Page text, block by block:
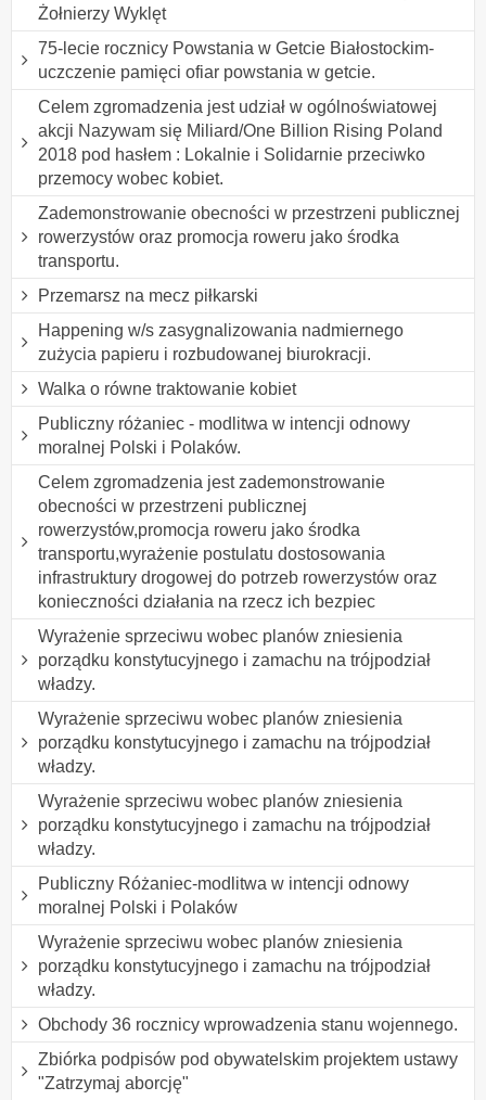
Żołnierzy Wyklęt
75-lecie rocznicy Powstania w Getcie Białostockim-
uczczenie pamięci ofiar powstania w getcie.
Celem zgromadzenia jest udział w ogólnoświatowej
akcji Nazywam się Miliard/One Billion Rising Poland
2018 pod hasłem : Lokalnie i Solidarnie przeciwko
przemocy wobec kobiet.
Zademonstrowanie obecności w przestrzeni publicznej
rowerzystów oraz promocja roweru jako środka
transportu.
Przemarsz na mecz piłkarski
Happening w/s zasygnalizowania nadmiernego
zużycia papieru i rozbudowanej biurokracji.
Walka o równe traktowanie kobiet
Publiczny różaniec - modlitwa w intencji odnowy
moralnej Polski i Polaków.
Celem zgromadzenia jest zademonstrowanie
obecności w przestrzeni publicznej
rowerzystów,promocja roweru jako środka
transportu,wyrażenie postulatu dostosowania
infrastruktury drogowej do potrzeb rowerzystów oraz
konieczności działania na rzecz ich bezpiec
Wyrażenie sprzeciwu wobec planów zniesienia
porządku konstytucyjnego i zamachu na trójpodział
władzy.
Wyrażenie sprzeciwu wobec planów zniesienia
porządku konstytucyjnego i zamachu na trójpodział
władzy.
Wyrażenie sprzeciwu wobec planów zniesienia
porządku konstytucyjnego i zamachu na trójpodział
władzy.
Publiczny Różaniec-modlitwa w intencji odnowy
moralnej Polski i Polaków
Wyrażenie sprzeciwu wobec planów zniesienia
porządku konstytucyjnego i zamachu na trójpodział
władzy.
Obchody 36 rocznicy wprowadzenia stanu wojennego.
Zbiórka podpisów pod obywatelskim projektem ustawy
"Zatrzymaj aborcję"